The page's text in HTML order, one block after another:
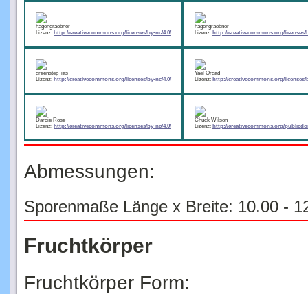
hagengraebner
Lizenz:
hagengraebner
Lizenz:
greenstep_ias
Lizenz:
Yael Orgad
Lizenz:
Darcie Rose
Lizenz:
Chuck Wilson
Lizenz:
Abmessungen:
Fruchtkörper
Fruchtkörper Form: